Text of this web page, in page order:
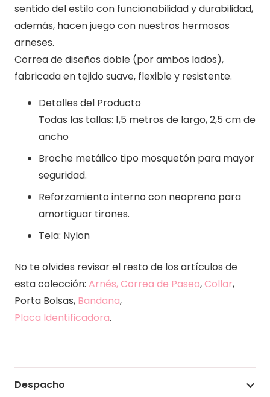
sentido del estilo con funcionabilidad y durabilidad,
además, hacen juego con nuestros hermosos
arneses.
Correa de diseños doble (por ambos lados),
fabricada en tejido suave, flexible y resistente.
Detalles del Producto
Todas las tallas: 1,5 metros de largo, 2,5 cm de
ancho
Broche metálico tipo mosquetón para mayor
seguridad.
Reforzamiento interno con neopreno para
amortiguar tirones.
Tela: Nylon
No te olvides revisar el resto de los artículos de
esta colección: Arnés, Correa de Paseo,Collar,
Porta Bolsas, Bandana,
Placa Identificadora.
Despacho